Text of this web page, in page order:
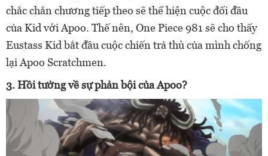
chắc chắn chương tiếp theo sẽ thể hiện cuộc đối đầu
của Kid với Apoo. Thế nên, One Piece981 sẽ cho thấy
Eustass Kid bắt đầu cuộc chiến trả thù của mình chống
lại Apoo Scratchmen.
3. Hồi tưởng về sự phản bội của Apoo?